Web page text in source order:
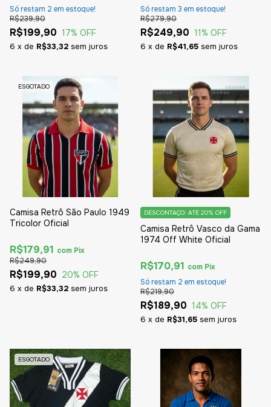
R$199,90
R$239,90
17% OFF
6 x de R$33,32 sem juros
Só restam 2 em estoque!
R$249,90
R$279,90
11% OFF
6 x de R$41,65 sem juros
Só restam 3 em estoque!
ESGOTADO
Camisa Retrô São Paulo 1949
Tricolor Oficial
R$199,90
R$249,90
20% OFF
6 x de R$33,32 sem juros
R$179,91 com Pix
Camisa Retrô Vasco da Gama
1974 Off White Oficial
R$189,90
R$219,90
14% OFF
6 x de R$31,65 sem juros
DESCONTAÇO: ATÉ 20% OFF
R$170,91 com Pix
Só restam 2 em estoque!
ESGOTADO